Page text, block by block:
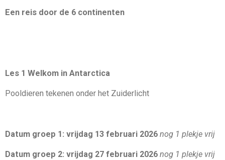
Een reis door de 6 continenten
Les 1 Welkom in Antarctica
Pooldieren tekenen onder het Zuiderlicht
Datum groep 1: vrijdag 13 februari 2026 nog 1 plekje vrij
Datum groep 2: vrijdag 27 februari 2026 nog 1 plekje vrij